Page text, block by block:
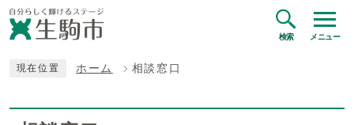
検索 メニュー
現在位置 ホーム 相談窓口